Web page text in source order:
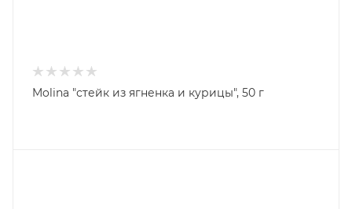
Molina "стейк из ягненка и курицы", 50 г